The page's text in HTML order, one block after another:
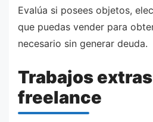
Evalúa si posees objetos,
que puedas vender para
necesario sin generar deuda.
Trabajos
freelance